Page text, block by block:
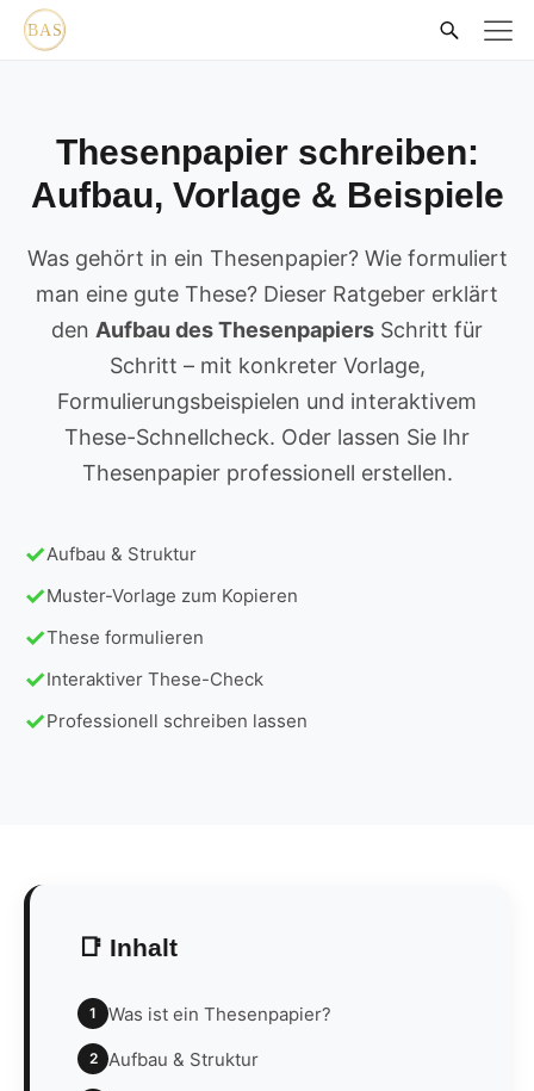
Thesenpapier schreiben:
Aufbau, Vorlage & Beispiele
Was gehört in ein Thesenpapier? Wie formuliert
man eine gute These? Dieser Ratgeber erklärt
den Aufbau des Thesenpapiers Schritt für
Schritt – mit konkreter Vorlage,
Formulierungsbeispielen und interaktivem
These-Schnellcheck. Oder lassen Sie Ihr
Thesenpapier professionell erstellen.
Aufbau & Struktur
Muster-Vorlage zum Kopieren
These formulieren
Interaktiver These-Check
Professionell schreiben lassen
📑 Inhalt
1 Was ist ein Thesenpapier?
2 Aufbau & Struktur